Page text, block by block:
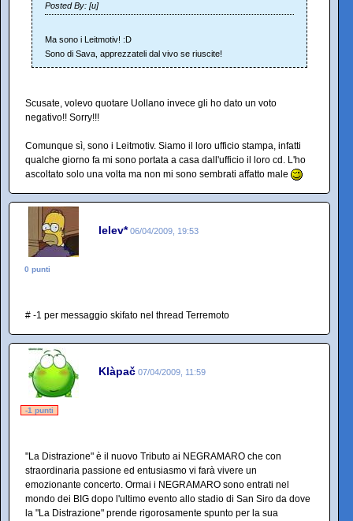
Posted By: [u]
Ma sono i Leitmotiv! :D
Sono di Sava, apprezzateli dal vivo se riuscite!
Scusate, volevo quotare Uollano invece gli ho dato un voto
negativo!! Sorry!!!
Comunque sì, sono i Leitmotiv. Siamo il loro ufficio stampa, infatti
qualche giorno fa mi sono portata a casa dall'ufficio il loro cd. L'ho
ascoltato solo una volta ma non mi sono sembrati affatto male
lelev* 06/04/2009, 19:53
0 punti
# -1 per messaggio skifato nel thread Terremoto
Klàpač 07/04/2009, 11:59
-1 punti
"La Distrazione" è il nuovo Tributo ai NEGRAMARO che con
straordinaria passione ed entusiasmo vi farà vivere un
emozionante concerto. Ormai i NEGRAMARO sono entrati nel
mondo dei BIG dopo l'ultimo evento allo stadio di San Siro da dove
la "La Distrazione" prende rigorosamente spunto per la sua